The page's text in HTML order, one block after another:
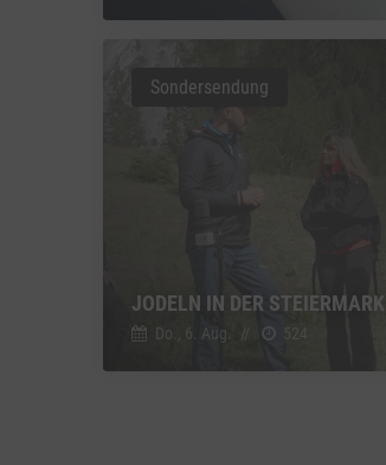
JODELN IN DER STEIERMARK
Do., 6. Aug. // 524
Sondersendung